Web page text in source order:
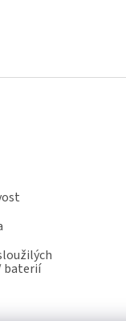
baterií